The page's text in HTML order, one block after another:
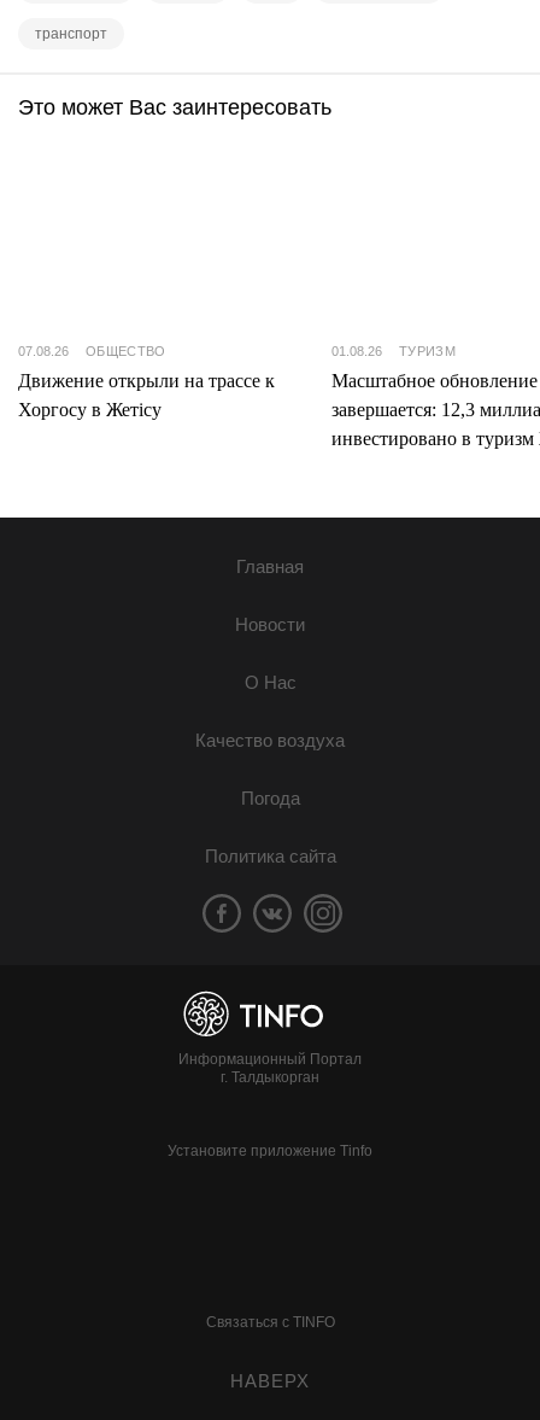
транспорт
Это может Вас заинтересовать
07.08.26 ОБЩЕСТВО
Движение открыли на трассе к
Хоргосу в Жетісу
01.08.26 ТУРИЗМ
Масштабное
завершается: 12,3
инвестировано в туризм
Главная
Новости
О Нас
Качество воздуха
Погода
Политика сайта
Информационный Портал
г. Талдыкорган
Установите приложение Tinfo
Связаться с TINFO
НАВЕРХ